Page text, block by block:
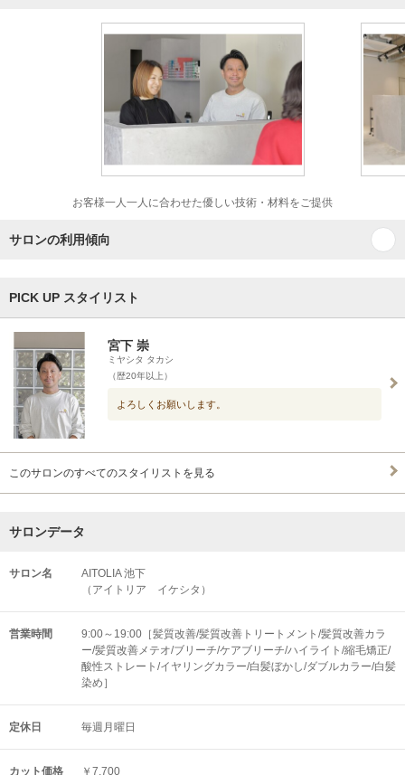
お客様一人一人に合わせた優しい技術・材料をご提供
サロンの利用傾向
PICK UP スタイリスト
宮下 崇
ミヤシタ タカシ
（歴20年以上）
よろしくお願いします。
このサロンのすべてのスタイリストを見る
サロンデータ
サロン名
AITOLIA 池下
（アイトリア イケシタ）
営業時間
9:00～19:00［髪質改善/髪質改善トリートメント/髪質改善カラ
ー/髪質改善メテオ/ブリーチ/ケアブリーチ/ハイライト/縮毛矯正/
酸性ストレート/イヤリングカラー/白髪ぼかし/ダブルカラー/白髪
染め］
定休日 毎週月曜日
カット価格 ￥7,700